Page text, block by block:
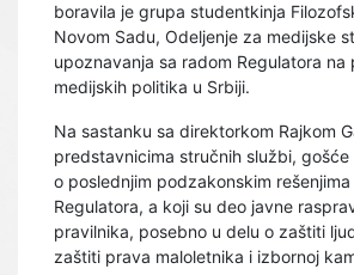
boravila je grupa studentkinja
Novom Sadu, Odeljenje za medijske
upoznavanja sa radom Regulatora na
medijskih politika u Srbiji.
Na sastanku sa direktorkom Rajkom
predstavnicima stručnih službi,
o poslednjim podzakonskim
Regulatora, a koji su deo javne
pravilnika, posebno u delu o zaštiti
zaštiti prava maloletnika i izbornoj